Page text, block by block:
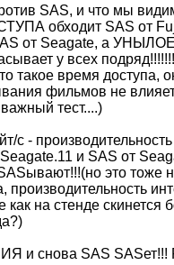
SAS, и что мы
обходит SAS от
от Seagate, а
у всех
такое время доступа,
фильмов не
тест....)
с - производительность
и SAS от
это тоже
производительность
как на стенде скинется
и снова SAS SASет!!!